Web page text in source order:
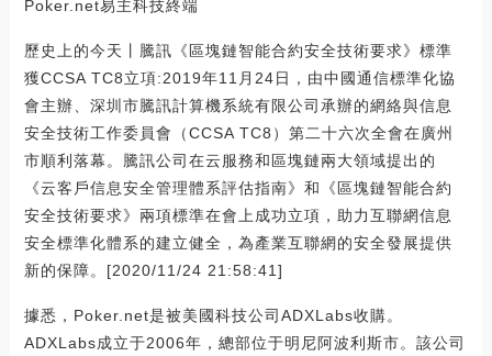
Poker.net易主科技終端
歷史上的今天丨騰訊《區塊鏈智能合約安全技術要求》標準
獲CCSA TC8立項:2019年11月24日，由中國通信標準化協
會主辦、深圳市騰訊計算機系統有限公司承辦的網絡與信息
安全技術工作委員會（CCSA TC8）第二十六次全會在廣州
市順利落幕。騰訊公司在云服務和區塊鏈兩大領域提出的
《云客戶信息安全管理體系評估指南》和《區塊鏈智能合約
安全技術要求》兩項標準在會上成功立項，助力互聯網信息
安全標準化體系的建立健全，為產業互聯網的安全發展提供
新的保障。[2020/11/24 21:58:41]
據悉，Poker.net是被美國科技公司ADXLabs收購。
ADXLabs成立于2006年，總部位于明尼阿波利斯市。該公司